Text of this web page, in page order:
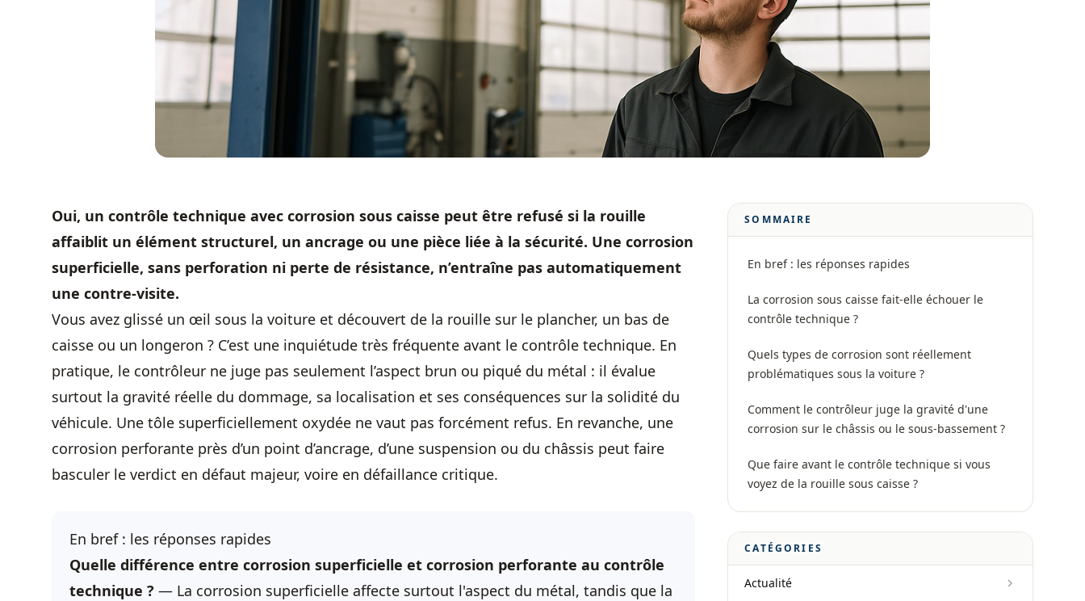
Oui, un contrôle technique avec corrosion sous caisse peut être refusé si la rouille
affaiblit un élément structurel, un ancrage ou une pièce liée à la sécurité. Une corrosion
superficielle, sans perforation ni perte de résistance, n’entraîne pas automatiquement
une contre-visite.
Vous avez glissé un œil sous la voiture et découvert de la rouille sur le plancher, un bas de
caisse ou un longeron ? C’est une inquiétude très fréquente avant le contrôle technique. En
pratique, le contrôleur ne juge pas seulement l’aspect brun ou piqué du métal : il évalue
surtout la gravité réelle du dommage, sa localisation et ses conséquences sur la solidité du
véhicule. Une tôle superficiellement oxydée ne vaut pas forcément refus. En revanche, une
corrosion perforante près d’un point d’ancrage, d’une suspension ou du châssis peut faire
basculer le verdict en défaut majeur, voire en défaillance critique.
En bref : les réponses rapides
Quelle différence entre corrosion superficielle et corrosion perforante au contrôle
technique ? — La corrosion superficielle affecte surtout l'aspect du métal, tandis que la
SOMMAIRE
En bref : les réponses rapides
La corrosion sous caisse fait-elle échouer le
contrôle technique ?
Quels types de corrosion sont réellement
problématiques sous la voiture ?
Comment le contrôleur juge la gravité d'une
corrosion sur le châssis ou le sous-bassement ?
Que faire avant le contrôle technique si vous
voyez de la rouille sous caisse ?
CATÉGORIES
Actualité